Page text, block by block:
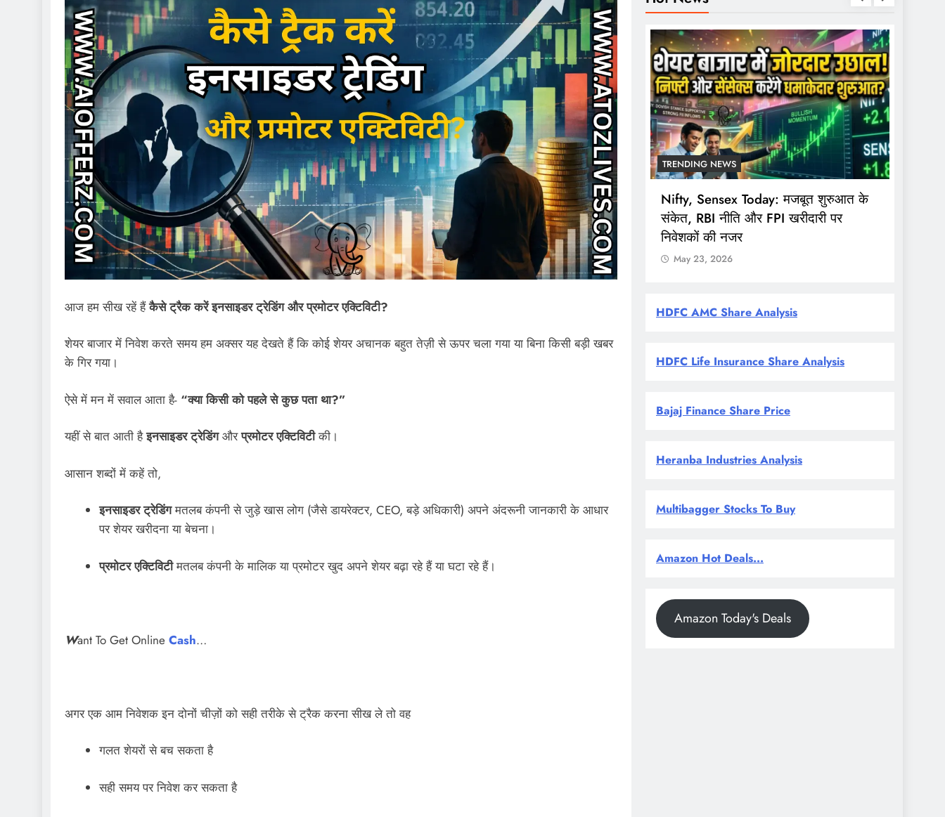
आज हम सीख रहें हैंकैसे ट्रैक करें इनसाइडर ट्रेडिंग और प्रमोटर एक्टिविटी?
शेयर बाजार में निवेश करते समय हम अक्सर यह देखते हैं कि कोई शेयर अचानक बहुत तेज़ी से ऊपर चला गया या बिना किसी बड़ी खबर
के गिर गया।
ऐसे में मन में सवाल आता है- “क्या किसी को पहले से कुछ पता था?”
यहीं से बात आती हैइनसाइडर ट्रेडिंगऔरप्रमोटर एक्टिविटीकी।
आसान शब्दों में कहें तो,
इनसाइडर ट्रेडिंगमतलब कंपनी से जुड़े खास लोग (जैसे डायरेक्टर, CEO, बड़े अधिकारी) अपने अंदरूनी जानकारी के आधार
पर शेयर खरीदना या बेचना।
प्रमोटर एक्टिविटीमतलब कंपनी के मालिक या प्रमोटर खुद अपने शेयर बढ़ा रहे हैं या घटा रहे हैं।
Want To Get Online Cash…
अगर एक आम निवेशक इन दोनों चीज़ों को सही तरीके से ट्रैक करना सीख ले तो वह
गलत शेयरों से बच सकता है
सही समय पर निवेश कर सकता है
TRENDING NEWS
Best Commodity Trading Apps in
India for Commodity Market Analysis
May 23, 2026
TRENDING NEWS
Nifty, Sensex Today: मजबूत शुरुआत के
संकेत, RBI नीति और FPI खरीदारी पर
निवेशकों की नजर
May 23, 2026
HDFC AMC Share Analysis
HDFC Life Insurance Share Analysis
Bajaj Finance Share Price
Heranba Industries Analysis
Multibagger Stocks To Buy
Amazon Hot Deals...
Amazon Today's Deals